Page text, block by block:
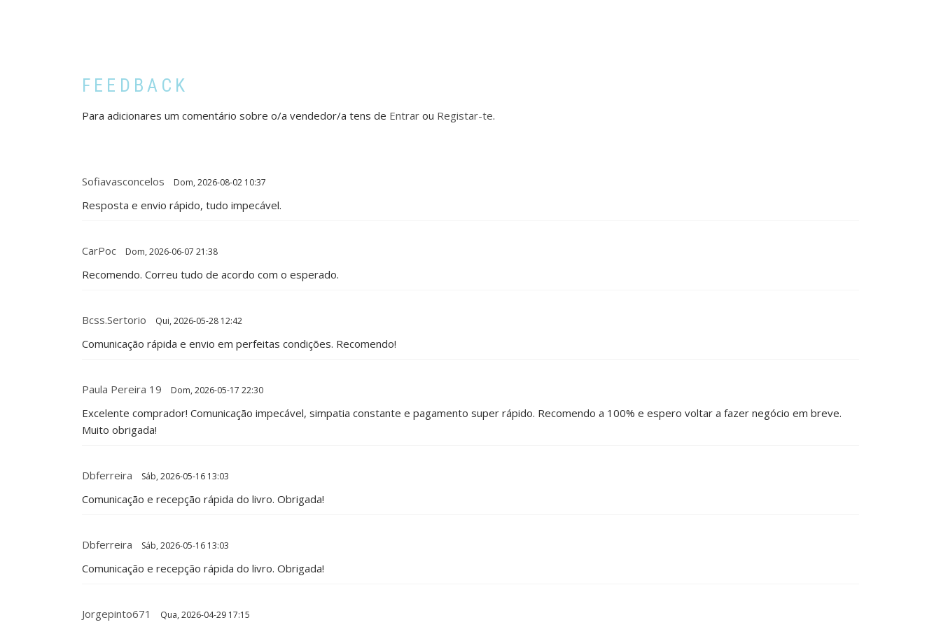
FEEDBACK
Para adicionares um comentário sobre o/a vendedor/a tens de Entrar ou Registar-te.
Sofiavasconcelos Dom, 2026-08-02 10:37
Resposta e envio rápido, tudo impecável.
CarPoc Dom, 2026-06-07 21:38
Recomendo. Correu tudo de acordo com o esperado.
Bcss.sertorio Qui, 2026-05-28 12:42
Comunicação rápida e envio em perfeitas condições. Recomendo!
Paula Pereira 19 Dom, 2026-05-17 22:30
Excelente comprador! Comunicação impecável, simpatia constante e pagamento super rápido. Recomendo a 100% e espero voltar a fazer negócio em breve.
Muito obrigada!
Dbferreira Sáb, 2026-05-16 13:03
Comunicação e recepção rápida do livro. Obrigada!
Dbferreira Sáb, 2026-05-16 13:03
Comunicação e recepção rápida do livro. Obrigada!
Jorgepinto671 Qua, 2026-04-29 17:15